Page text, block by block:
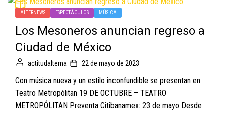
ALTERNEWS ESPECTÁCULOS MÚSICA
Los Mesoneros anuncian regreso a
Ciudad de México
actitudalterna 22 de mayo de 2023
Con música nueva y un estilo inconfundible se presentan en
Teatro Metropólitan 19 DE OCTUBRE – TEATRO
METROPÓLITAN Preventa Citibanamex: 23 de mayo Desde